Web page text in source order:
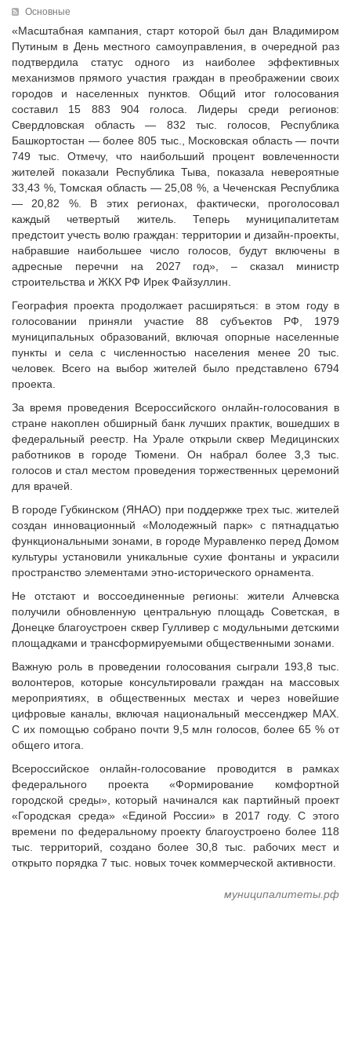
ПОЗДРАВЛЕНИЯ
Ревизионная комиссия
Палаты Совета
Комитеты Совета
Правление Совета
Обработка персональных данных
Партнеры Совета
Полезные ссылки
Инвестиционные порталы муниципальных образований
Контактная информация
НОВОСТИ
СМИ о нас
МЕТОДИЧЕСКИЙ РАЗДЕЛ
Методические материалы
Опыт муниципалитетов
Судебная практика
Мнение специалиста
Конкурсы Совета
Семинары Совета
Издания Совета
Вопрос-ответ
ВАРМСУ
Новости ВАРМСУ
НАСЕЛЕНИЕ И МСУ
Новости ТОС
ЮРИДИЧЕСКИЙ СОВЕТ
Новости юридического совета
Основные
«Масштабная кампания, старт которой был дан Владимиром
Путиным в День местного самоуправления, в очередной раз
подтвердила статус одного из наиболее эффективных
механизмов прямого участия граждан в преображении своих
городов и населенных пунктов. Общий итог голосования
составил 15 883 904 голоса. Лидеры среди регионов:
Свердловская область — 832 тыс. голосов, Республика
Башкортостан — более 805 тыс., Московская область — почти
749 тыс. Отмечу, что наибольший процент вовлеченности
жителей показали Республика Тыва, показала невероятные
33,43 %, Томская область — 25,08 %, а Чеченская Республика
— 20,82 %. В этих регионах, фактически, проголосовал
каждый четвертый житель. Теперь муниципалитетам
предстоит учесть волю граждан: территории и дизайн-проекты,
набравшие наибольшее число голосов, будут включены в
адресные перечни на 2027 год», – сказал министр
строительства и ЖКХ РФ Ирек Файзуллин.
География проекта продолжает расширяться: в этом году в
голосовании приняли участие 88 субъектов РФ, 1979
муниципальных образований, включая опорные населенные
пункты и села с численностью населения менее 20 тыс.
человек. Всего на выбор жителей было представлено 6794
проекта.
За время проведения Всероссийского онлайн-голосования в
стране накоплен обширный банк лучших практик, вошедших в
федеральный реестр. На Урале открыли сквер Медицинских
работников в городе Тюмени. Он набрал более 3,3 тыс.
голосов и стал местом проведения торжественных церемоний
для врачей.
В городе Губкинском (ЯНАО) при поддержке трех тыс. жителей
создан инновационный «Молодежный парк» с пятнадцатью
функциональными зонами, в городе Муравленко перед Домом
культуры установили уникальные сухие фонтаны и украсили
пространство элементами этно-исторического орнамента.
Не отстают и воссоединенные регионы: жители Алчевска
получили обновленную центральную площадь Советская, в
Донецке благоустроен сквер Гулливер с модульными детскими
площадками и трансформируемыми общественными зонами.
Важную роль в проведении голосования сыграли 193,8 тыс.
волонтеров, которые консультировали граждан на массовых
мероприятиях, в общественных местах и через новейшие
цифровые каналы, включая национальный мессенджер MAX.
С их помощью собрано почти 9,5 млн голосов, более 65 % от
общего итога.
Всероссийское онлайн-голосование проводится в рамках
федерального проекта «Формирование комфортной
городской среды», который начинался как партийный проект
«Городская среда» «Единой России» в 2017 году. С этого
времени по федеральному проекту благоустроено более 118
тыс. территорий, создано более 30,8 тыс. рабочих мест и
открыто порядка 7 тыс. новых точек коммерческой активности.
муниципалитеты.рф